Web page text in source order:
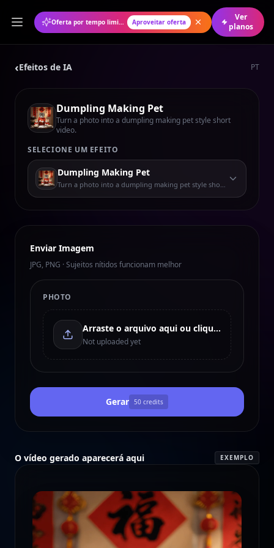
Oferta por tempo limitado: 50% de desconto no plano anual Aproveitar oferta
Ver
planos
‹Efeitos de IA PT
Dumpling Making Pet
Turn a photo into a dumpling making pet style short
video.
SELECIONE UM EFEITO
Dumpling Making Pet
Turn a photo into a dumpling making pet style short video.
Enviar Imagem
JPG, PNG · Sujeitos nítidos funcionam melhor
PHOTO
Arraste o arquivo aqui ou clique para enviar
Not uploaded yet
Gerar 50 credits
O vídeo gerado aparecerá aqui EXEMPLO